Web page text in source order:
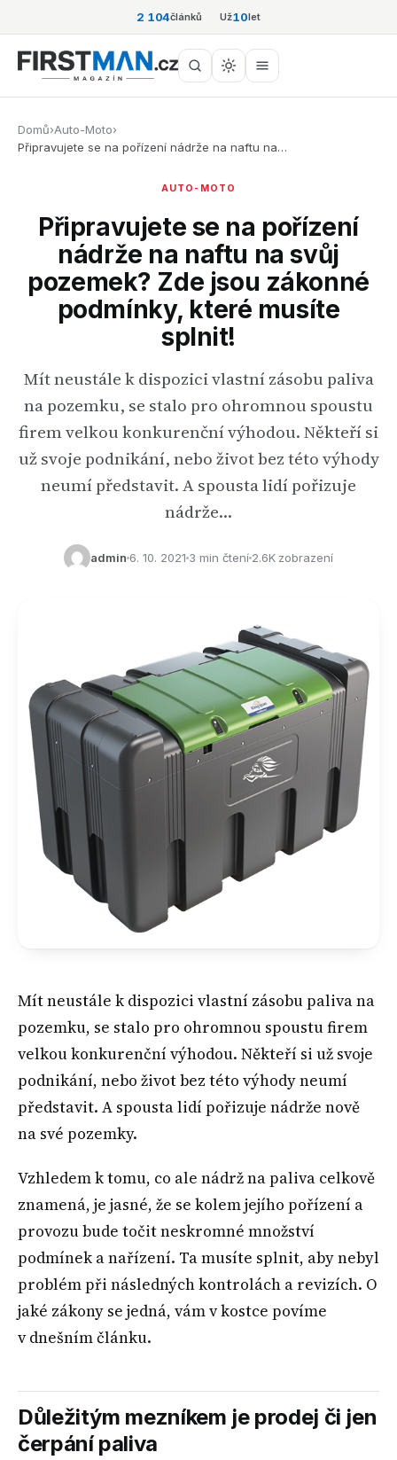
2 104článků Už10let
Domů›Auto-Moto›
Připravujete se na pořízení nádrže na naftu na…
AUTO-MOTO
Připravujete se na pořízení
nádrže na naftu na svůj
pozemek? Zde jsou zákonné
podmínky, které musíte
splnit!
Mít neustále k dispozici vlastní zásobu paliva
na pozemku, se stalo pro ohromnou spoustu
firem velkou konkurenční výhodou. Někteří si
už svoje podnikání, nebo život bez této výhody
neumí představit. A spousta lidí pořizuje
nádrže…
admin 6. 10. 2021 3 min čtení 2.6K zobrazení
Mít neustále k dispozici vlastní zásobu paliva na
pozemku, se stalo pro ohromnou spoustu firem
velkou konkurenční výhodou. Někteří si už svoje
podnikání, nebo život bez této výhody neumí
představit. A spousta lidí pořizuje nádrže nově
na své pozemky.
Vzhledem k tomu, co ale nádrž na paliva celkově
znamená, je jasné, že se kolem jejího pořízení a
provozu bude točit neskromné množství
podmínek a nařízení. Ta musíte splnit, aby nebyl
problém při následných kontrolách a revizích. O
jaké zákony se jedná, vám v kostce povíme
v dnešním článku.
Důležitým mezníkem je prodej či jen
čerpání paliva